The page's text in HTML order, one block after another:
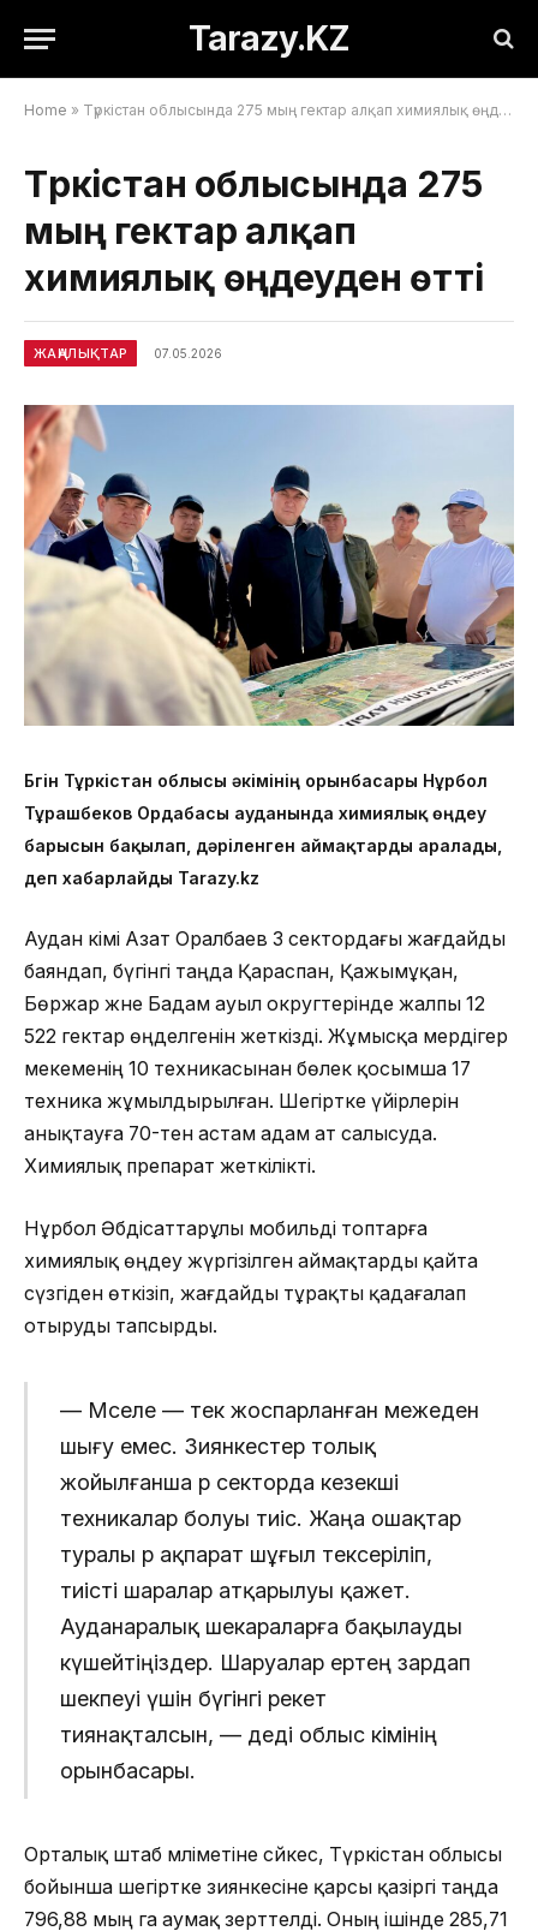
Tarazy.KZ
Home » Түркістан облысында 275 мың гектар алқап химиялық өңдеуден өтті
Түркістан облысында 275
мың гектар алқап
химиялық өңдеуден өтті
ЖАҢАЛЫҚТАР 07.05.2026
Бүгін Тұркістан облысы әкімінің орынбасары Нұрбол
Тұрашбеков Ордабасы ауданында химиялық өңдеу
барысын бақылап, дәріленген аймақтарды аралады,
деп хабарлайды Tarazy.kz
Аудан әкімі Азат Оралбаев 3 сектордағы жағдайды
баяндап, бүгінгі таңда Қараспан, Қажымұқан,
Бөржар және Бадам ауыл округтерінде жалпы 12
522 гектар өңделгенін жеткізді. Жұмысқа мердігер
мекеменің 10 техникасынан бөлек қосымша 17
техника жұмылдырылған. Шегіртке үйірлерін
анықтауға 70-тен астам адам ат салысуда.
Химиялық препарат жеткілікті.
Нұрбол Әбдісаттарұлы мобильді топтарға
химиялық өңдеу жүргізілген аймақтарды қайта
сүзгіден өткізіп, жағдайды тұрақты қадағалап
отыруды тапсырды.
— Мәселе — тек жоспарланған межеден
шығу емес. Зиянкестер толық
жойылғанша әр секторда кезекші
техникалар болуы тиіс. Жаңа ошақтар
туралы әр ақпарат шұғыл тексеріліп,
тиісті шаралар атқарылуы қажет.
Ауданаралық шекараларға бақылауды
күшейтіңіздер. Шаруалар ертең зардап
шекпеуі үшін бүгінгі әрекет
тиянақталсын, — деді облыс әкімінің
орынбасары.
Орталық штаб мәліметіне сәйкес, Түркістан облысы
бойынша шегіртке зиянкесіне қарсы қазіргі таңда
796,88 мың га аумақ зерттелді. Оның ішінде 285,71